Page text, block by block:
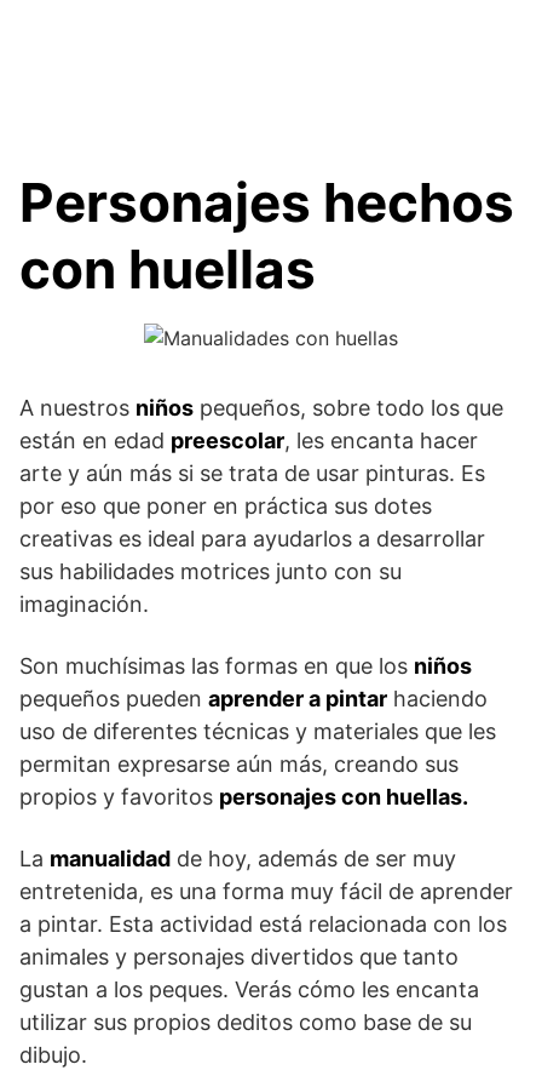
Personajes hechos
con huellas
A nuestros niños pequeños, sobre todo los que
están en edad preescolar, les encanta hacer
arte y aún más si se trata de usar pinturas. Es
por eso que poner en práctica sus dotes
creativas es ideal para ayudarlos a desarrollar
sus habilidades motrices junto con su
imaginación.
Son muchísimas las formas en que los niños
pequeños pueden aprender a pintar haciendo
uso de diferentes técnicas y materiales que les
permitan expresarse aún más, creando sus
propios y favoritos personajes con huellas.
La manualidad de hoy, además de ser muy
entretenida, es una forma muy fácil de aprender
a pintar. Esta actividad está relacionada con los
animales y personajes divertidos que tanto
gustan a los peques. Verás cómo les encanta
utilizar sus propios deditos como base de su
dibujo.